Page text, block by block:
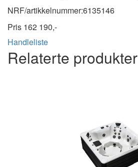
NRF/artikkelnummer:6135146
Pris 162 190,-
Handleliste
Relaterte produkter